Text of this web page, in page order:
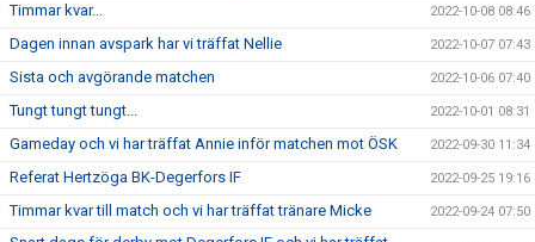
Timmar kvar... 2022-10-08 08:46
Dagen innan avspark har vi träffat Nellie 2022-10-07 07:43
Sista och avgörande matchen 2022-10-06 07:40
Tungt tungt tungt... 2022-10-01 08:31
Gameday och vi har träffat Annie inför matchen mot ÖSK 2022-09-30 11:34
Referat Hertzöga BK-Degerfors IF 2022-09-25 19:16
Timmar kvar till match och vi har träffat tränare Micke 2022-09-24 07:50